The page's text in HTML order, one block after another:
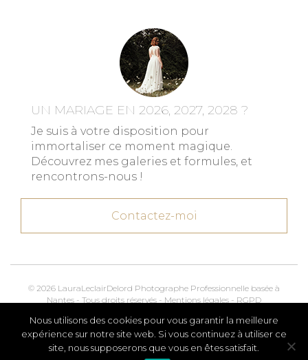
UN MARIAGE EN 2026, 2027, 2028 ?
Je suis à votre disposition pour
immortaliser ce moment magique.
Découvrez mes galeries et formules, et
rencontrons-nous !
Contactez-moi
© 2026 LauraLeclairDelord Photographe Professionnelle basée à
Nantes - Tous droits réservés - Mentions légales - RGPD
Kroox.ioMarketing, Creative & Digital
Nous utilisons des cookies pour vous garantir la meilleure
expérience sur notre site web. Si vous continuez à utiliser ce
site, nous supposerons que vous en êtes satisfait.